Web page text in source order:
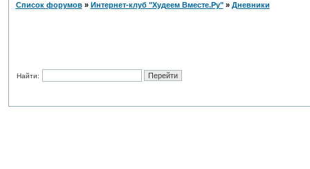
Список форумов» Интернет-клуб "Худеем Вместе.Ру"» Дневники
Найти: